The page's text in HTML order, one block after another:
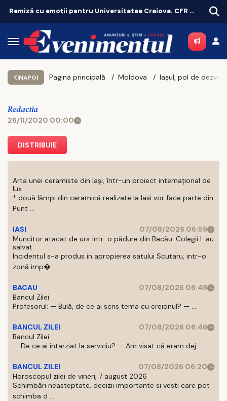
Remiză cu emoții pentru Universitatea Craiova. CFR Cluij, distrusă în Gruia!
INAPOI Pagina principală Moldova
Redactia
26/11/2020 00:00
DISTRIBUIE
Arta unei ceramiste din Iași, într-un proiect internațional de
lux
* două lămpi din ceramică realizate la Iasi vor face parte din
Punt ...
IASI
07/08/2026 06:59
Muncitor atacat de urs într-o pădure din Bacău. Colegii l-au
salvat
Incidentul s-a produs in apropierea satului Scutaru, intr-o
zonă imp� ...
BACAU
07/08/2026 06:48
Bancul Zilei
Profesorul: — Bulă, de ce ai scris tema cu creionul? — ...
BANCUL ZILEI
07/08/2026 06:46
Bancul Zilei
— De ce ai intarziat la serviciu? — Am visat că eram dej ...
BANCUL ZILEI
07/08/2026 06:20
Horoscopul zilei de vineri, 7 august 2026
Schimbări neasteptate, decizii importante si vesti care pot
schimba d ...